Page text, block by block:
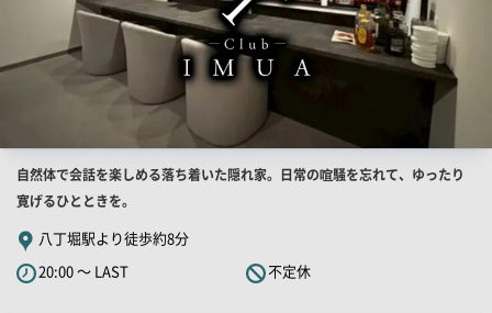
店
舗
PR
キ
ャ
自然体で会話を楽しめる落ち着いた隠れ家。日常の喧騒を忘れて、ゆったり
寛げるひとときを。
八丁堀駅より徒歩約8分
20:00 ～ LAST
不定休